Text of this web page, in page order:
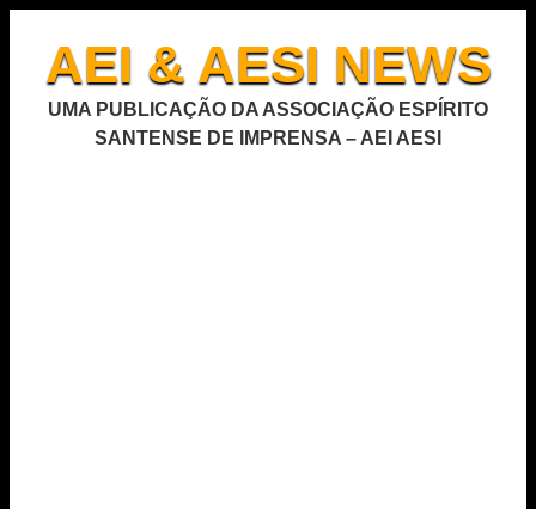
AEI & AESI NEWS
UMA PUBLICAÇÃO DA ASSOCIAÇÃO ESPÍRITO
SANTENSE DE IMPRENSA – AEI AESI